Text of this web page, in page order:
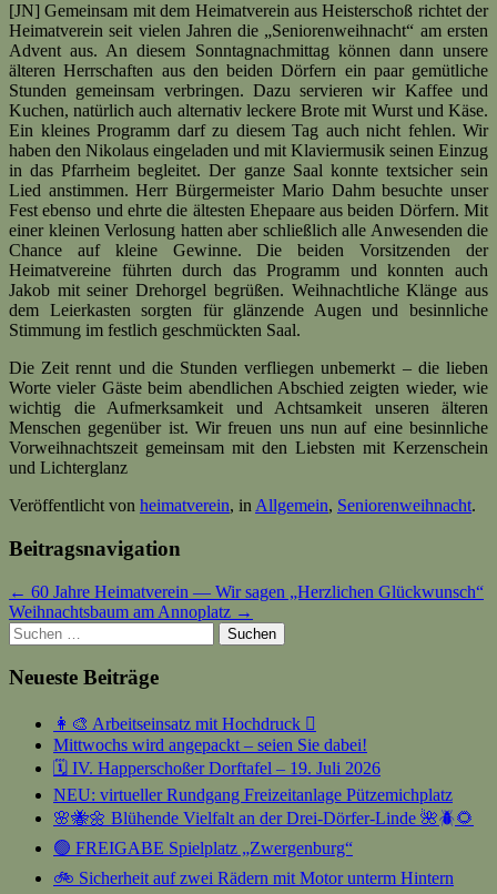
[JN] Gemeinsam mit dem Heimatverein aus Heisterschoß richtet der
Heimatverein seit vielen Jahren die „Seniorenweihnacht“ am ersten
Advent aus. An diesem Sonntagnachmittag können dann unsere
älteren Herrschaften aus den beiden Dörfern ein paar gemütliche
Stunden gemeinsam verbringen. Dazu servieren wir Kaffee und
Kuchen, natürlich auch alternativ leckere Brote mit Wurst und Käse.
Ein kleines Programm darf zu diesem Tag auch nicht fehlen. Wir
haben den Nikolaus eingeladen und mit Klaviermusik seinen Einzug
in das Pfarrheim begleitet. Der ganze Saal konnte textsicher sein
Lied anstimmen. Herr Bürgermeister Mario Dahm besuchte unser
Fest ebenso und ehrte die ältesten Ehepaare aus beiden Dörfern. Mit
einer kleinen Verlosung hatten aber schließlich alle Anwesenden die
Chance auf kleine Gewinne. Die beiden Vorsitzenden der
Heimatvereine führten durch das Programm und konnten auch
Jakob mit seiner Drehorgel begrüßen. Weihnachtliche Klänge aus
dem Leierkasten sorgten für glänzende Augen und besinnliche
Stimmung im festlich geschmückten Saal.
Die Zeit rennt und die Stunden verfliegen unbemerkt – die lieben
Worte vieler Gäste beim abendlichen Abschied zeigten wieder, wie
wichtig die Aufmerksamkeit und Achtsamkeit unseren älteren
Menschen gegenüber ist. Wir freuen uns nun auf eine besinnliche
Vorweihnachtszeit gemeinsam mit den Liebsten mit Kerzenschein
und Lichterglanz
Veröffentlicht von heimatverein, in Allgemein, Seniorenweihnacht.
Beitragsnavigation
← 60 Jahre Heimatverein — Wir sagen „Herzlichen Glückwunsch“
Weihnachtsbaum am Annoplatz →
Suchen
nach:
Neueste Beiträge
👩‍🎨 Arbeitseinsatz mit Hochdruck 🫟
Mittwochs wird angepackt – seien Sie dabei!
🗓️ IV. Happerschoßer Dorftafel – 19. Juli 2026
NEU: virtueller Rundgang Freizeitanlage Pützemichplatz
🌸🐝🌼 Blühende Vielfalt an der Drei-Dörfer-Linde 🌺🪲🌻
🟢 FREIGABE Spielplatz „Zwergenburg“
🚲 Sicherheit auf zwei Rädern mit Motor unterm Hintern